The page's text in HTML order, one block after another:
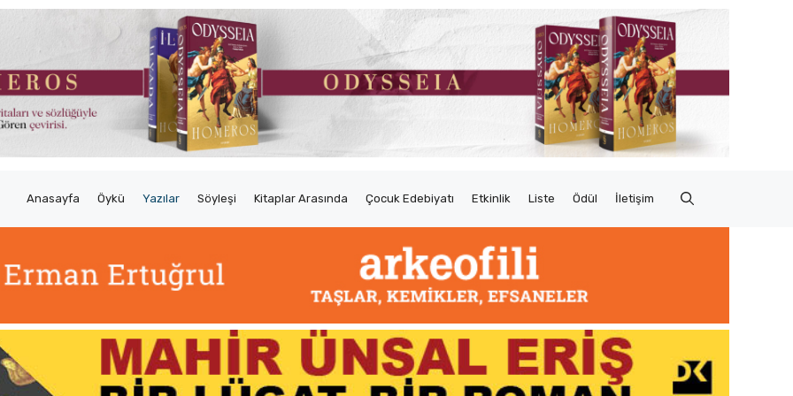
Anasayfa Öykü Yazılar Söyleşi Kitaplar Arasında Çocuk Edebiyatı Etkinlik Liste Ödül İletişim